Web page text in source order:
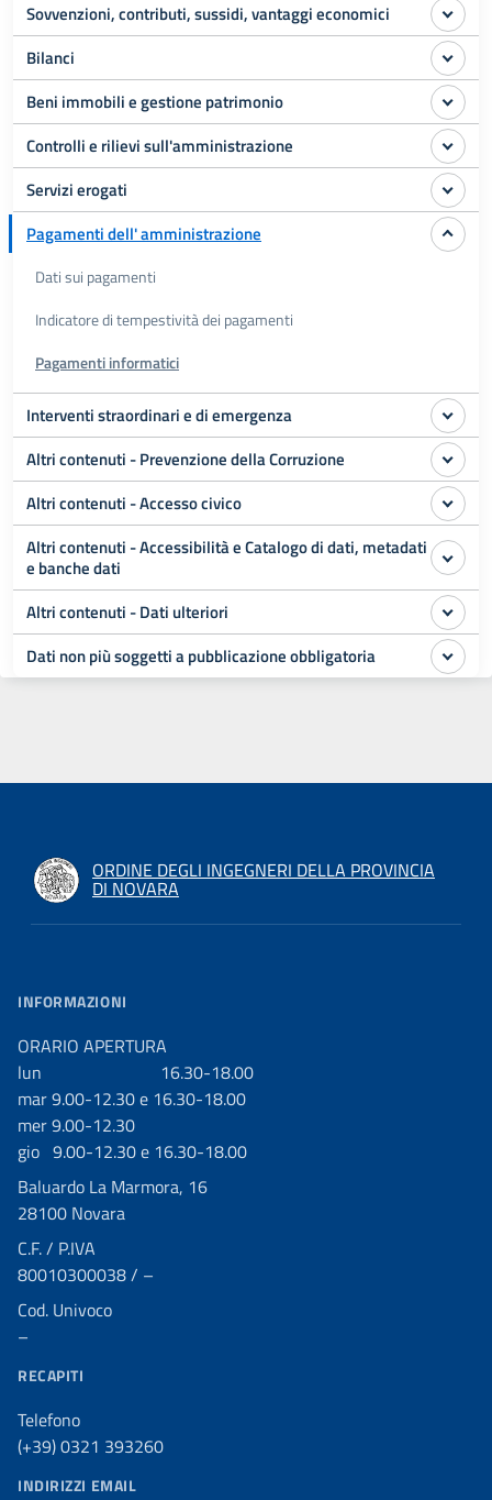
Sovvenzioni, contributi, sussidi, vantaggi economici
Bilanci
Beni immobili e gestione patrimonio
Controlli e rilievi sull'amministrazione
Servizi erogati
Pagamenti dell' amministrazione
Dati sui pagamenti
Indicatore di tempestività dei pagamenti
Pagamenti informatici
Interventi straordinari e di emergenza
Altri contenuti - Prevenzione della Corruzione
Altri contenuti - Accesso civico
Altri contenuti - Accessibilità e Catalogo di dati, metadati
e banche dati
Altri contenuti - Dati ulteriori
Dati non più soggetti a pubblicazione obbligatoria
ORDINE DEGLI INGEGNERI DELLA PROVINCIA
DI NOVARA
INFORMAZIONI
ORARIO APERTURA
lun 16.30-18.00
mar 9.00-12.30 e 16.30-18.00
mer 9.00-12.30
gio 9.00-12.30 e 16.30-18.00
Baluardo La Marmora, 16
28100 Novara
C.F. / P.IVA
80010300038 / –
Cod. Univoco
–
RECAPITI
Telefono
(+39) 0321 393260
INDIRIZZI EMAIL